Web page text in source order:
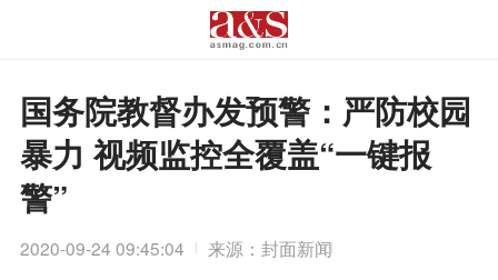
国务院教督办发预警：严防校园
暴力 视频监控全覆盖“一键报
警”
2020-09-24 09:45:04 来源：封面新闻